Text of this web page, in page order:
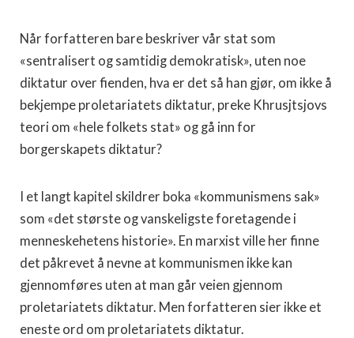
Når forfatteren bare beskriver vår stat som
«sentralisert og samtidig demokratisk», uten noe
diktatur over fienden, hva er det så han gjør, om ikke å
bekjempe proletariatets diktatur, preke Khrusjtsjovs
teori om «hele folkets stat» og gå inn for
borgerskapets diktatur?
I et langt kapitel skildrer boka «kommunismens sak»
som «det største og vanskeligste foretagende i
menneskehetens historie». En marxist ville her finne
det påkrevet å nevne at kommunismen ikke kan
gjennomføres uten at man går veien gjennom
proletariatets diktatur. Men forfatteren sier ikke et
eneste ord om proletariatets diktatur.